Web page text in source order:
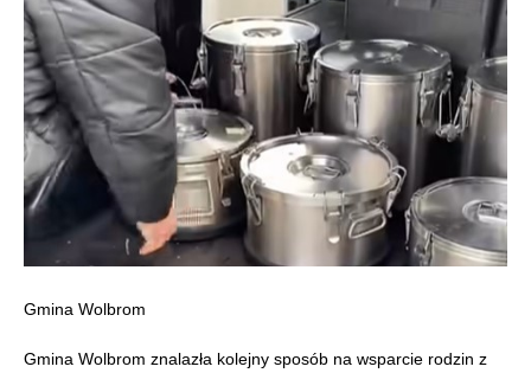
Gmina Wolbrom
Gmina Wolbrom znalazła kolejny sposób na wsparcie rodzin z